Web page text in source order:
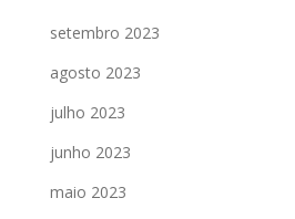
setembro 2023
agosto 2023
julho 2023
junho 2023
maio 2023